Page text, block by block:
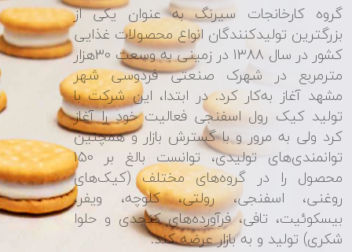
گروه کارخانجات سیرنگ به عنوان یکی از
بزرگترین تولیدکنندگان انواع محصولات غذایی
کشور در سال 1388 در زمینی به وسعت 30هزار
مترمربع در شهرک صنعتی فردوسی شهر
مشهد آغاز به‌کار کرد. در ابتدا، این شرکت با
تولید کیک رول اسفنجی فعالیت خود را آغاز
کرد ولی به مرور و با گسترش بازار و همچنین
توانمندی‌های تولیدی، توانست بالغ بر 150
محصول را در گروه‌های مختلف (کیک‌های
روغنی، اسفنجی، رولتی، کلوچه، ویفر،
بیسکوئیت، تافی، فرآورده‌های کنجدی و حلوا
شکری) تولید و به بازار عرضه کند.